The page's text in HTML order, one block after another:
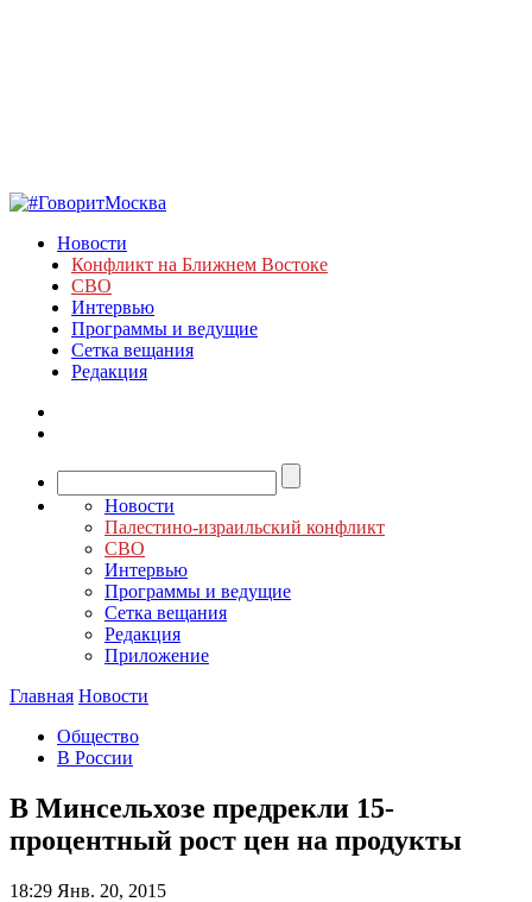
Новости
Конфликт на Ближнем Востоке
СВО
Интервью
Программы и ведущие
Сетка вещания
Редакция
Новости
Палестино-израильский конфликт
СВО
Интервью
Программы и ведущие
Сетка вещания
Редакция
Приложение
Главная Новости
Общество
В России
В Минсельхозе предрекли 15-
процентный рост цен на продукты
18:29 Янв. 20, 2015